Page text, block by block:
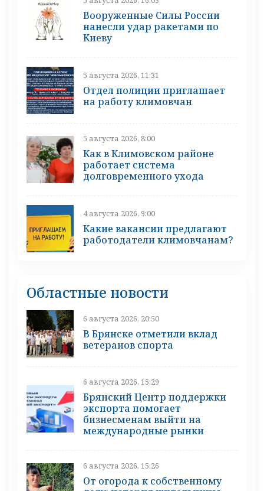
Вооруженные Силы России
нанесли удар ракетами по
Киеву
5 августа 2026, 11:31
Отдел полиции приглашает
на работу климовчан
5 августа 2026, 8:00
Как в Климовском районе
работает система
долговременного ухода
4 августа 2026, 9:00
Какие вакансии предлагают
работодатели климовчанам?
Областные новости
6 августа 2026, 20:50
В Брянске отметили вклад
ветеранов спорта
6 августа 2026, 15:29
Брянский Центр поддержки
экспорта помогает
бизнесменам выйти на
международные рынки
6 августа 2026, 15:26
От огорода к собственному